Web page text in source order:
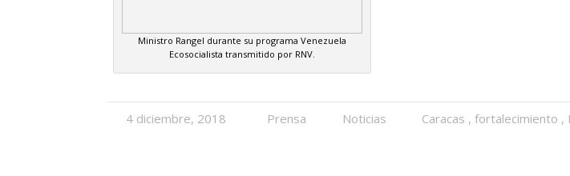
Ministro Rangel durante su programa Venezuela
Ecosocialista transmitido por RNV.
4 diciembre, 2018 Prensa Noticias Caracas ,fortalecimiento ,